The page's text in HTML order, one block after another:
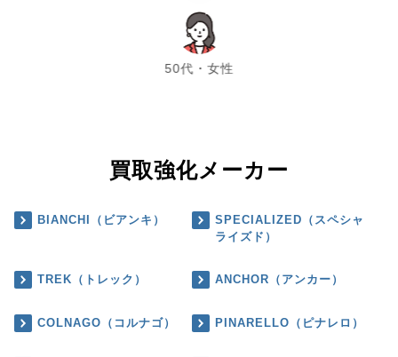
50代・女性
chevron_left chevron_right
買取強化メーカー
BIANCHI（ビアンキ）
SPECIALIZED（スペシャ
ライズド）
TREK（トレック） ANCHOR（アンカー）
COLNAGO（コルナゴ） PINARELLO（ピナレロ）